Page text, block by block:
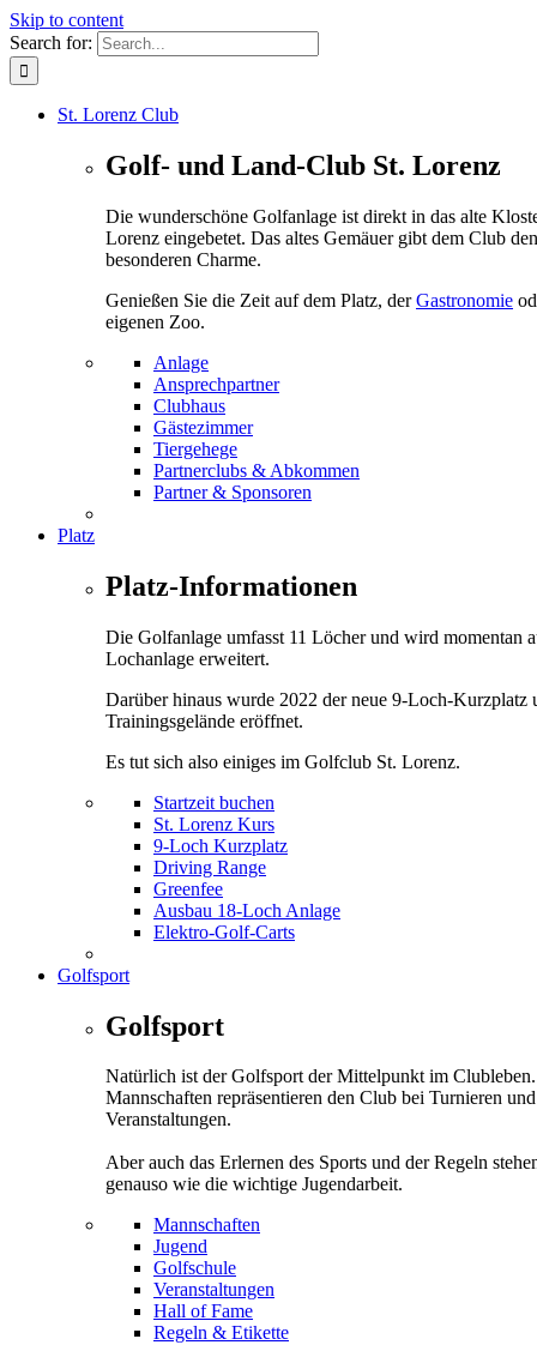
Skip to content
Search for:
St. Lorenz Club
Golf- und Land-Club St. Lorenz
Die wunderschöne Golfanlage ist direkt in das alte
Lorenz eingebetet. Das altes Gemäuer gibt dem Club
besonderen Charme.
Genießen Sie die Zeit auf dem Platz, derGastronomie
eigenen Zoo.
Anlage
Ansprechpartner
Clubhaus
Gästezimmer
Tiergehege
Partnerclubs & Abkommen
Partner & Sponsoren
Platz
Platz-Informationen
Die Golfanlage umfasst 11 Löcher und wird momentan
Lochanlage erweitert.
Darüber hinaus wurde 2022 der neue 9-Loch-Kurzplatz
Trainingsgelände eröffnet.
Es tut sich also einiges im Golfclub St. Lorenz.
Startzeit buchen
St. Lorenz Kurs
9-Loch Kurzplatz
Driving Range
Greenfee
Ausbau 18-Loch Anlage
Elektro-Golf-Carts
Golfsport
Golfsport
Natürlich ist der Golfsport der Mittelpunkt im
Mannschaften repräsentieren den Club bei Turnieren und
Veranstaltungen.
Aber auch das Erlernen des Sports und der Regeln
genauso wie die wichtige Jugendarbeit.
Mannschaften
Jugend
Golfschule
Veranstaltungen
Hall of Fame
Regeln & Etikette